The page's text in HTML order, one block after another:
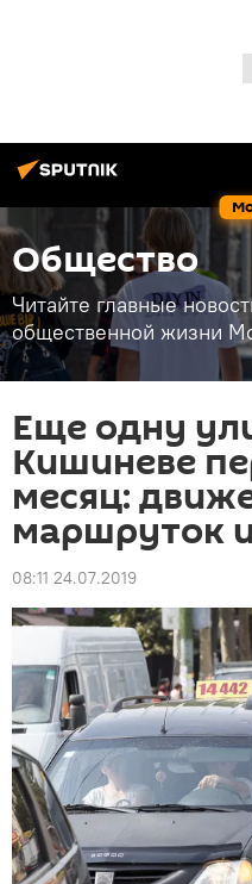
Общество
Читайте главные
общественной жизни
Еще одну
Кишиневе
месяц:
маршруток
08:11 24.07.2019